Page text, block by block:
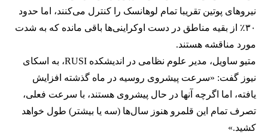
نیروهای پوتین تقریبا تمام لوهانسک را کنترل می‌کنند، اما حدود
۳۰٪ از بقیه مناطق در دست اوکراینی‌ها باقی مانده که به شدت
مورد مناقشه هستند.
متیو ساویل، مدیر علوم نظامی در اندیشکده RUSI، به اسکای
نیوز گفت: «سرعت پیشروی روسیه در ماه گذشته افزایش
یافته، اما اگرچه آنها در حال پیشروی هستند، با سرعت فعلی،
تصرف تمام این قلمرو هنوز سال‌ها (سه یا بیشتر) طول خواهد
کشید.»